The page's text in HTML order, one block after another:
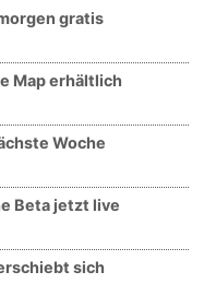
gratis
Map erhältlich
Woche
Beta jetzt live
sich